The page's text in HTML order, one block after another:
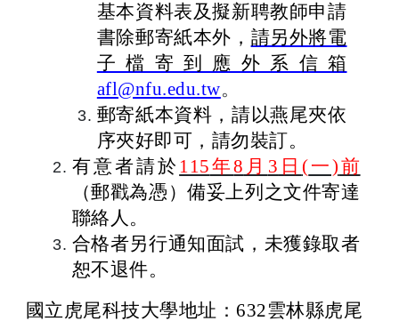
基本資料表及擬新聘教師申請
書除郵寄紙本外， 請另外將電
子檔寄到應外系信箱
afl@nfu.edu.tw。
郵寄紙本資料，請以燕尾夾依
序夾好即可，請勿裝訂。
有意者請於 115年8 月 3 日 (一)前
（郵戳為憑）備妥上列之文件寄達
聯絡人。
合格者另行通知面試，未獲錄取者
恕不退件。
國立虎尾科技大學地址： 632雲林縣虎尾